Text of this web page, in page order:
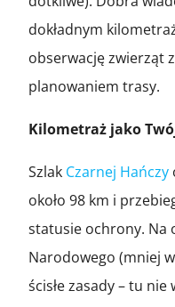
dokładnym
obserwację zwierząt
planowaniem trasy.
Kilometraż jako
Szlak Czarnej Hańczy
około 98 km i
statusie ochrony. Na
Narodowego (mniej
ścisłe zasady – tu